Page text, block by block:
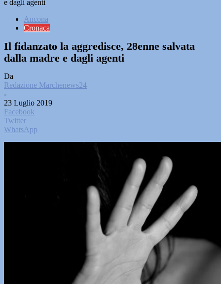
e dagli agenti
Ancona
Cronaca
Il fidanzato la aggredisce, 28enne salvata
dalla madre e dagli agenti
Da
Redazione Marchenews24
-
23 Luglio 2019
Facebook
Twitter
WhatsApp